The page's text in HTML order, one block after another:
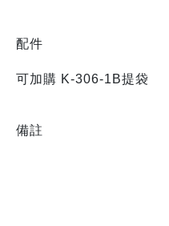
配件
可加購 K-306-1B提袋
備註